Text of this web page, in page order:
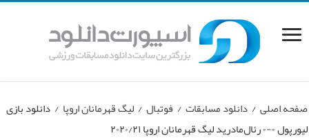
صفحه اصلی / دانلود مسابقات / فوتبال / لیگ قهرمانان اروپا / دانلود بازی
لیورپول ۰-۰ رئال‌مادرید لیگ قهرمانان اروپا ۲۰۲۰/۲۱